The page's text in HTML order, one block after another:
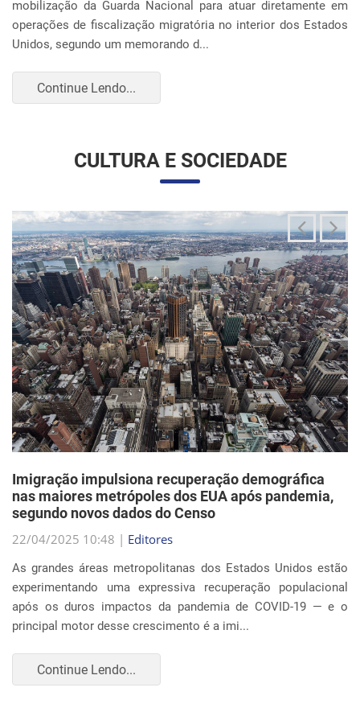
24/06/2025 11:33 |Editores
O governo Trump vem articulando uma inédita e ampla
CULTURA E SOCIEDADE
Imigração impulsiona recuperação demográfica
nas maiores metrópoles dos EUA após pandemia,
segundo novos dados do Censo
22/04/2025 10:48 |Editores
As grandes áreas metropolitanas dos Estados Unidos estão